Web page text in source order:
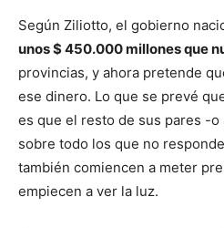
Según Ziliotto, el gobierno
unos $ 450.000 millones que
provincias, y ahora pretende
ese dinero. Lo que se prevé
es que el resto de sus pares -
sobre todo los que no
también comiencen a meter
empiecen a ver la luz.